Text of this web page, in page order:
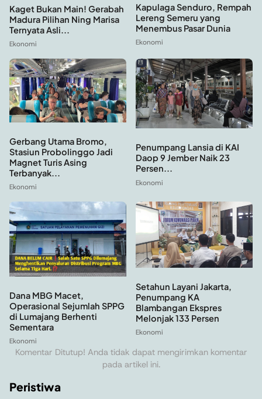
Kaget Bukan Main! Gerabah
Madura Pilihan Ning Marisa
Ternyata Asli...
Ekonomi
Kapulaga Senduro, Rempah
Lereng Semeru yang
Menembus Pasar Dunia
Ekonomi
Gerbang Utama Bromo,
Stasiun Probolinggo Jadi
Magnet Turis Asing
Terbanyak...
Ekonomi
Penumpang Lansia di KAI
Daop 9 Jember Naik 23
Persen...
Ekonomi
Dana MBG Macet,
Operasional Sejumlah SPPG
di Lumajang Berhenti
Sementara
Ekonomi
Setahun Layani Jakarta,
Penumpang KA
Blambangan Ekspres
Melonjak 133 Persen
Ekonomi
Komentar Ditutup! Anda tidak dapat mengirimkan komentar
pada artikel ini.
Peristiwa